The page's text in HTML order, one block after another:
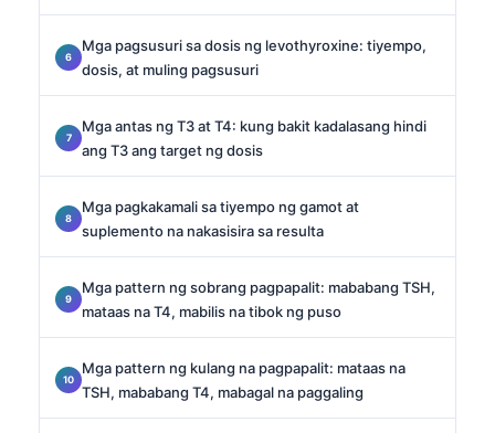
Mga pagsusuri sa dosis ng levothyroxine: tiyempo,
dosis, at muling pagsusuri
Mga antas ng T3 at T4: kung bakit kadalasang hindi
ang T3 ang target ng dosis
Mga pagkakamali sa tiyempo ng gamot at
suplemento na nakasisira sa resulta
Mga pattern ng sobrang pagpapalit: mababang TSH,
mataas na T4, mabilis na tibok ng puso
Mga pattern ng kulang na pagpapalit: mataas na
TSH, mababang T4, mabagal na paggaling